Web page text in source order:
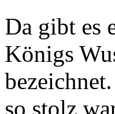
Da gibt es
Königs
so stolz